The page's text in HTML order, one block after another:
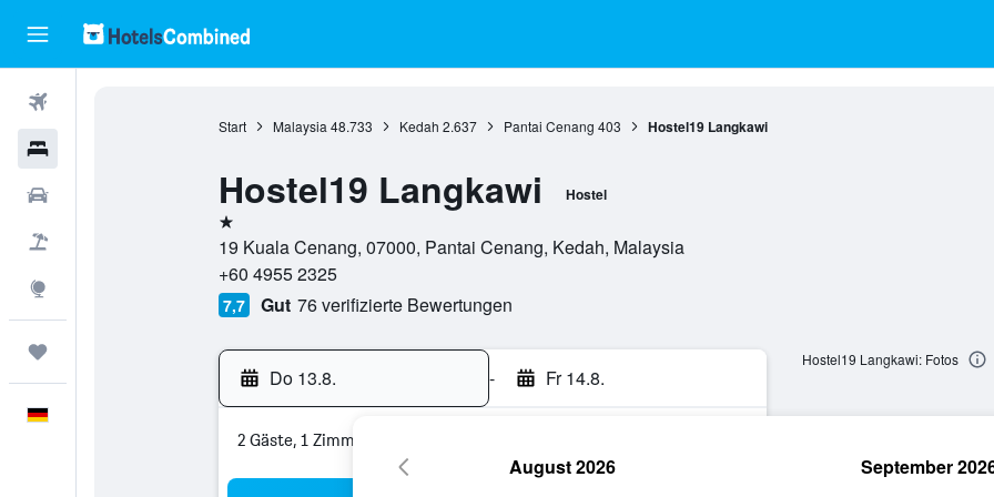
Start Malaysia 48.733 Kedah 2.637 Pantai Cenang 403 Hostel19 Langkawi
Hostel19 Langkawi Hostel
1 Stern
19 Kuala Cenang, 07000, Pantai Cenang, Kedah, Malaysia
+60 4955 2325
7,7 Gut 76 verifizierte Bewertungen
Do 13.8. - Fr 14.8.
2 Gäste, 1 Zimmer
Hostel19 Langkawi: Fotos
August 2026 September